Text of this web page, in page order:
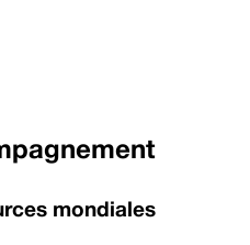
mondiales